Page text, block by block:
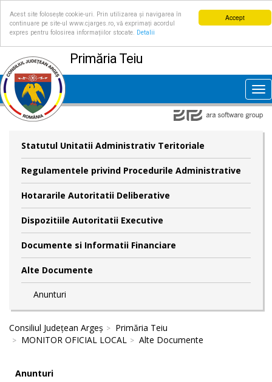
Accept
Acest site folosește cookie-uri. Prin utilizarea și navigarea în
continuare pe site-ul www.cjarges.ro, vă exprimați acordul
expres pentru folosirea informațiilor stocate.
Detalii
Primăria Teiu
Statutul Unitatii Administrativ Teritoriale
Regulamentele privind Procedurile Administrative
Hotararile Autoritatii Deliberative
Dispozitiile Autoritatii Executive
Documente si Informatii Financiare
Alte Documente
Anunturi
Consiliul Județean Argeș
Primăria Teiu
MONITOR OFICIAL LOCAL
Alte Documente
Anunturi